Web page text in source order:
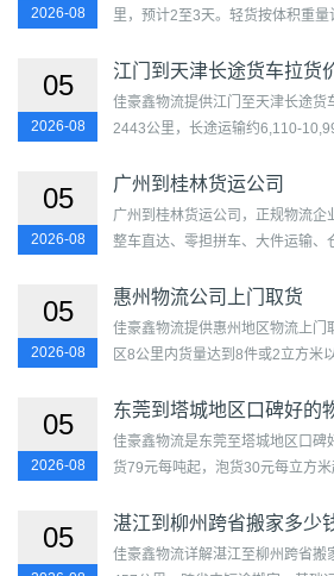
2026-08
里，预计2至3天。轻货按体积重
壳、空...
05
2026-08
江门到天津长途货车拉货
佳豪鑫物流提供江门至天津长途货
2443公里，长途运输约6,110-
海区、新...
05
2026-08
广州到桂林货运公司
广州到桂林货运公司，正规物流
整车直达、零担拼车、大件运输、
透明...
05
2026-08
惠州物流公司上门取货
佳豪鑫物流提供惠州地区物流上门
区8公里内货量达到8件或2立方米
核...
05
2026-08
东莞到塔城地区口碑好的
佳豪鑫物流是东莞至塔城地区口碑
货79元每吨起，泡货30元每立方
道、南城街...
05 湛江到柳州跨省搬家多少
佳豪鑫物流详解湛江至柳州跨省搬